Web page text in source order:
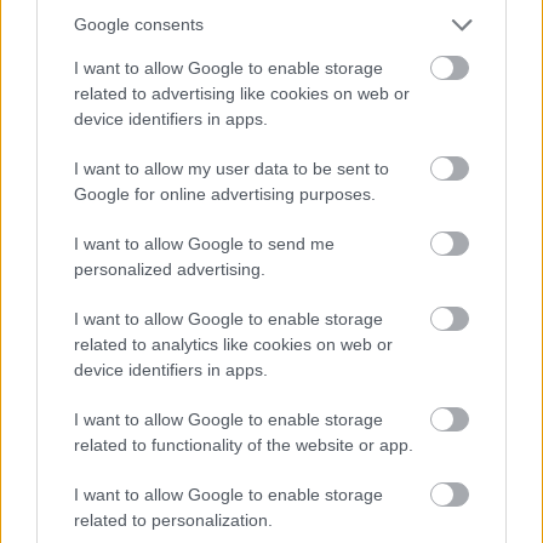
Google consents
I want to allow Google to enable storage
related to advertising like cookies on web or
device identifiers in apps.
I want to allow my user data to be sent to
Google for online advertising purposes.
I want to allow Google to send me
personalized advertising.
I want to allow Google to enable storage
related to analytics like cookies on web or
device identifiers in apps.
I want to allow Google to enable storage
related to functionality of the website or app.
I want to allow Google to enable storage
related to personalization.
színész is, hiszen erős gesztusokkal, mimikával
dolgozik. Egy színész könnyebben elsajátítja a
jelnyelvet?
A jelnyelvben nagy szerepe van a mimikának, az
arcjátéknak, a testbeszédnek. Ezért nagyon
látványos, és színészileg valóban érdekes. De nem
könnyű megtanulni.